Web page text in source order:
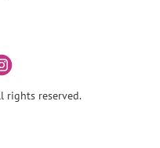
rights reserved.